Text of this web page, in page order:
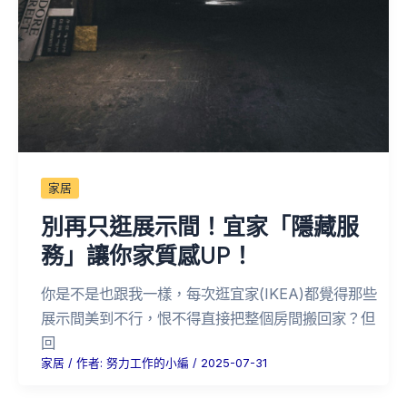
家居
別再只逛展示間！宜家「隱藏服
務」讓你家質感UP！
你是不是也跟我一樣，每次逛宜家(IKEA)都覺得那些
展示間美到不行，恨不得直接把整個房間搬回家？但
回
家居 / 作者: 努力工作的小編 / 2025-07-31